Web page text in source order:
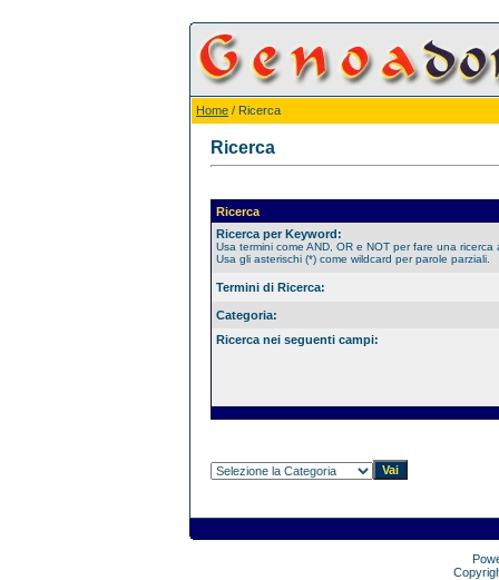
Home / Ricerca
Ricerca
Ricerca
Ricerca per Keyword:
Usa termini come AND, OR e NOT per fare una ricerca
Usa gli asterischi (*) come wildcard per parole parziali.
Termini di Ricerca:
Categoria:
Ricerca nei seguenti campi: